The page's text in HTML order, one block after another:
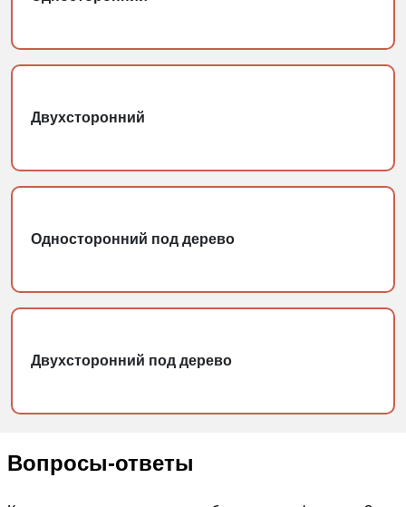
Двухсторонний
Односторонний под дерево
Двухсторонний под дерево
Вопросы-ответы